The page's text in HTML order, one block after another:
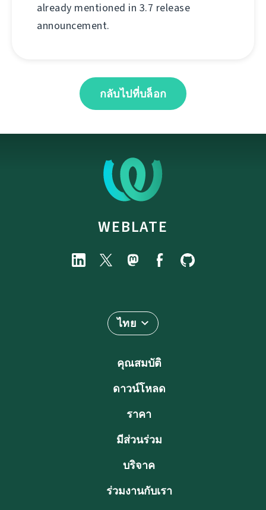
already mentioned in 3.7 release
announcement.
กลับไปที่บล็อก
WEBLATE
ไทย
คุณสมบัติ
ดาวน์โหลด
ราคา
มีส่วนร่วม
บริจาค
ร่วมงานกับเรา